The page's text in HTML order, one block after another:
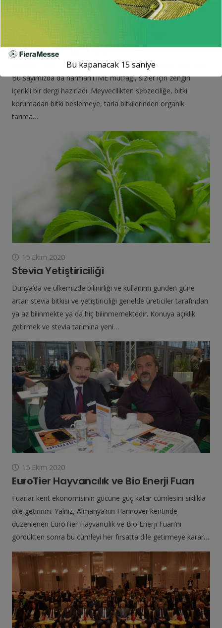
15 Ekim 2020
fonksiyonel hale getirilmeli
Kıymetli Tarım Sevdalıları, Dergimizin 48. sayısıyla sizlerleyiz.
Bu sayımızda da harmanTIME mutfağı, sizler için zengin
içerikli bir dergi hazırladı. Meyvecilikten sebzeciliğe, bitki
korumadan bitki beslemeye, tarla bitkilerinden organik
tarıma…
15 Ekim 2020
Stevia Yetiştiriciliği
Dünya’da ve ülkemizde bilinirliği ve kullanımı günden güne
artan stevia bitkisi ve yetiştiriciliği genelde üreticiler tarafından
ya az bilinmekte ya da hiç bilinmemektedir. Konuya açıklık
getirmek ve stevia tarımına yeni…
15 Ekim 2020
EuroTier Hayvancılık ve Bio Enerji Fuarı
Fuarlar kent ekonomisinin gücüne güç katar cümlesini sıklıkla
dile getiririm. Yalnız, Almanya’nın Hannover kentinde
düzenlenen EuroTier Hayvancılık ve Bio Enerji Fuarı’nı
gördükten sonra bu cümleyi her fırsatta dile getirmeye karar…
Bu kapanacak 13 saniye